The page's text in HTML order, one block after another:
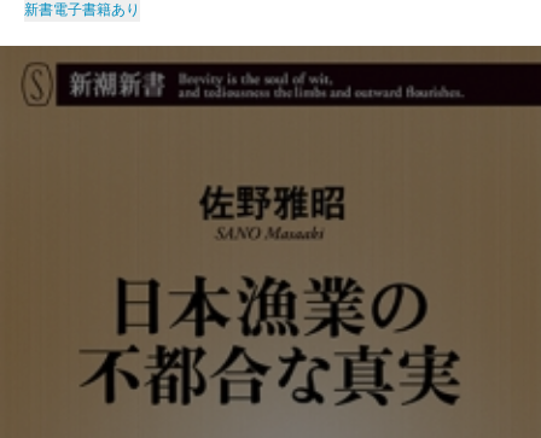
新書電子書籍あり